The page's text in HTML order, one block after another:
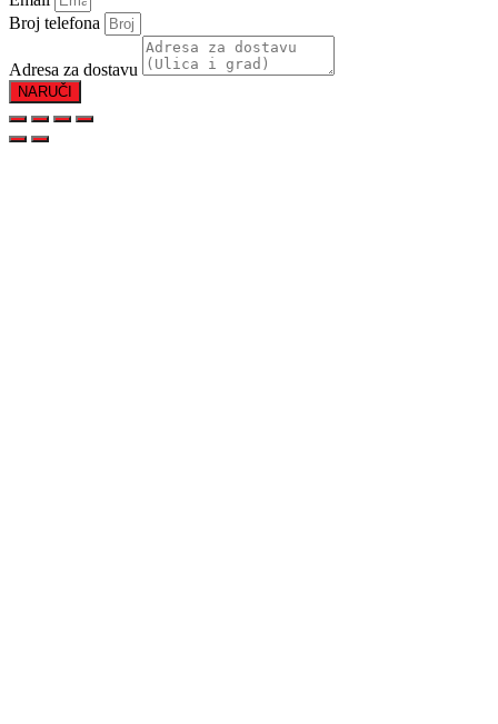
Broj telefona
Adresa za dostavu
NARUČI